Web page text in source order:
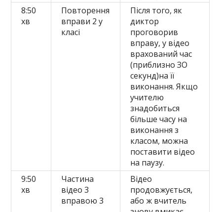
8:50
хв
Повторення
вправи 2 у
класі
Після того, як
диктор
проговорив
вправу, у відео
врахований час
(приблизно ЗО
секунд)на її
виконання. Якщо
учителю
знадобиться
більше часу на
виконання з
класом, можна
поставити відео
на паузу.
9:50
хв
Частина
відео 3
вправою 3
Відео
продовжується,
або ж вчитель